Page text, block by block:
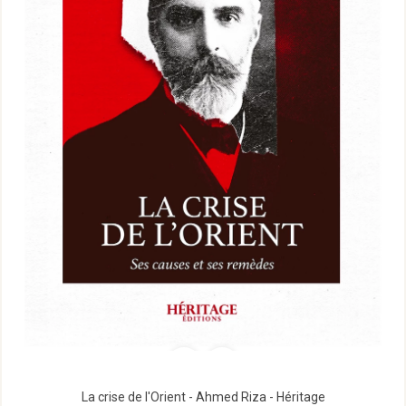
La crise de l'Orient - Ahmed Riza - Héritage